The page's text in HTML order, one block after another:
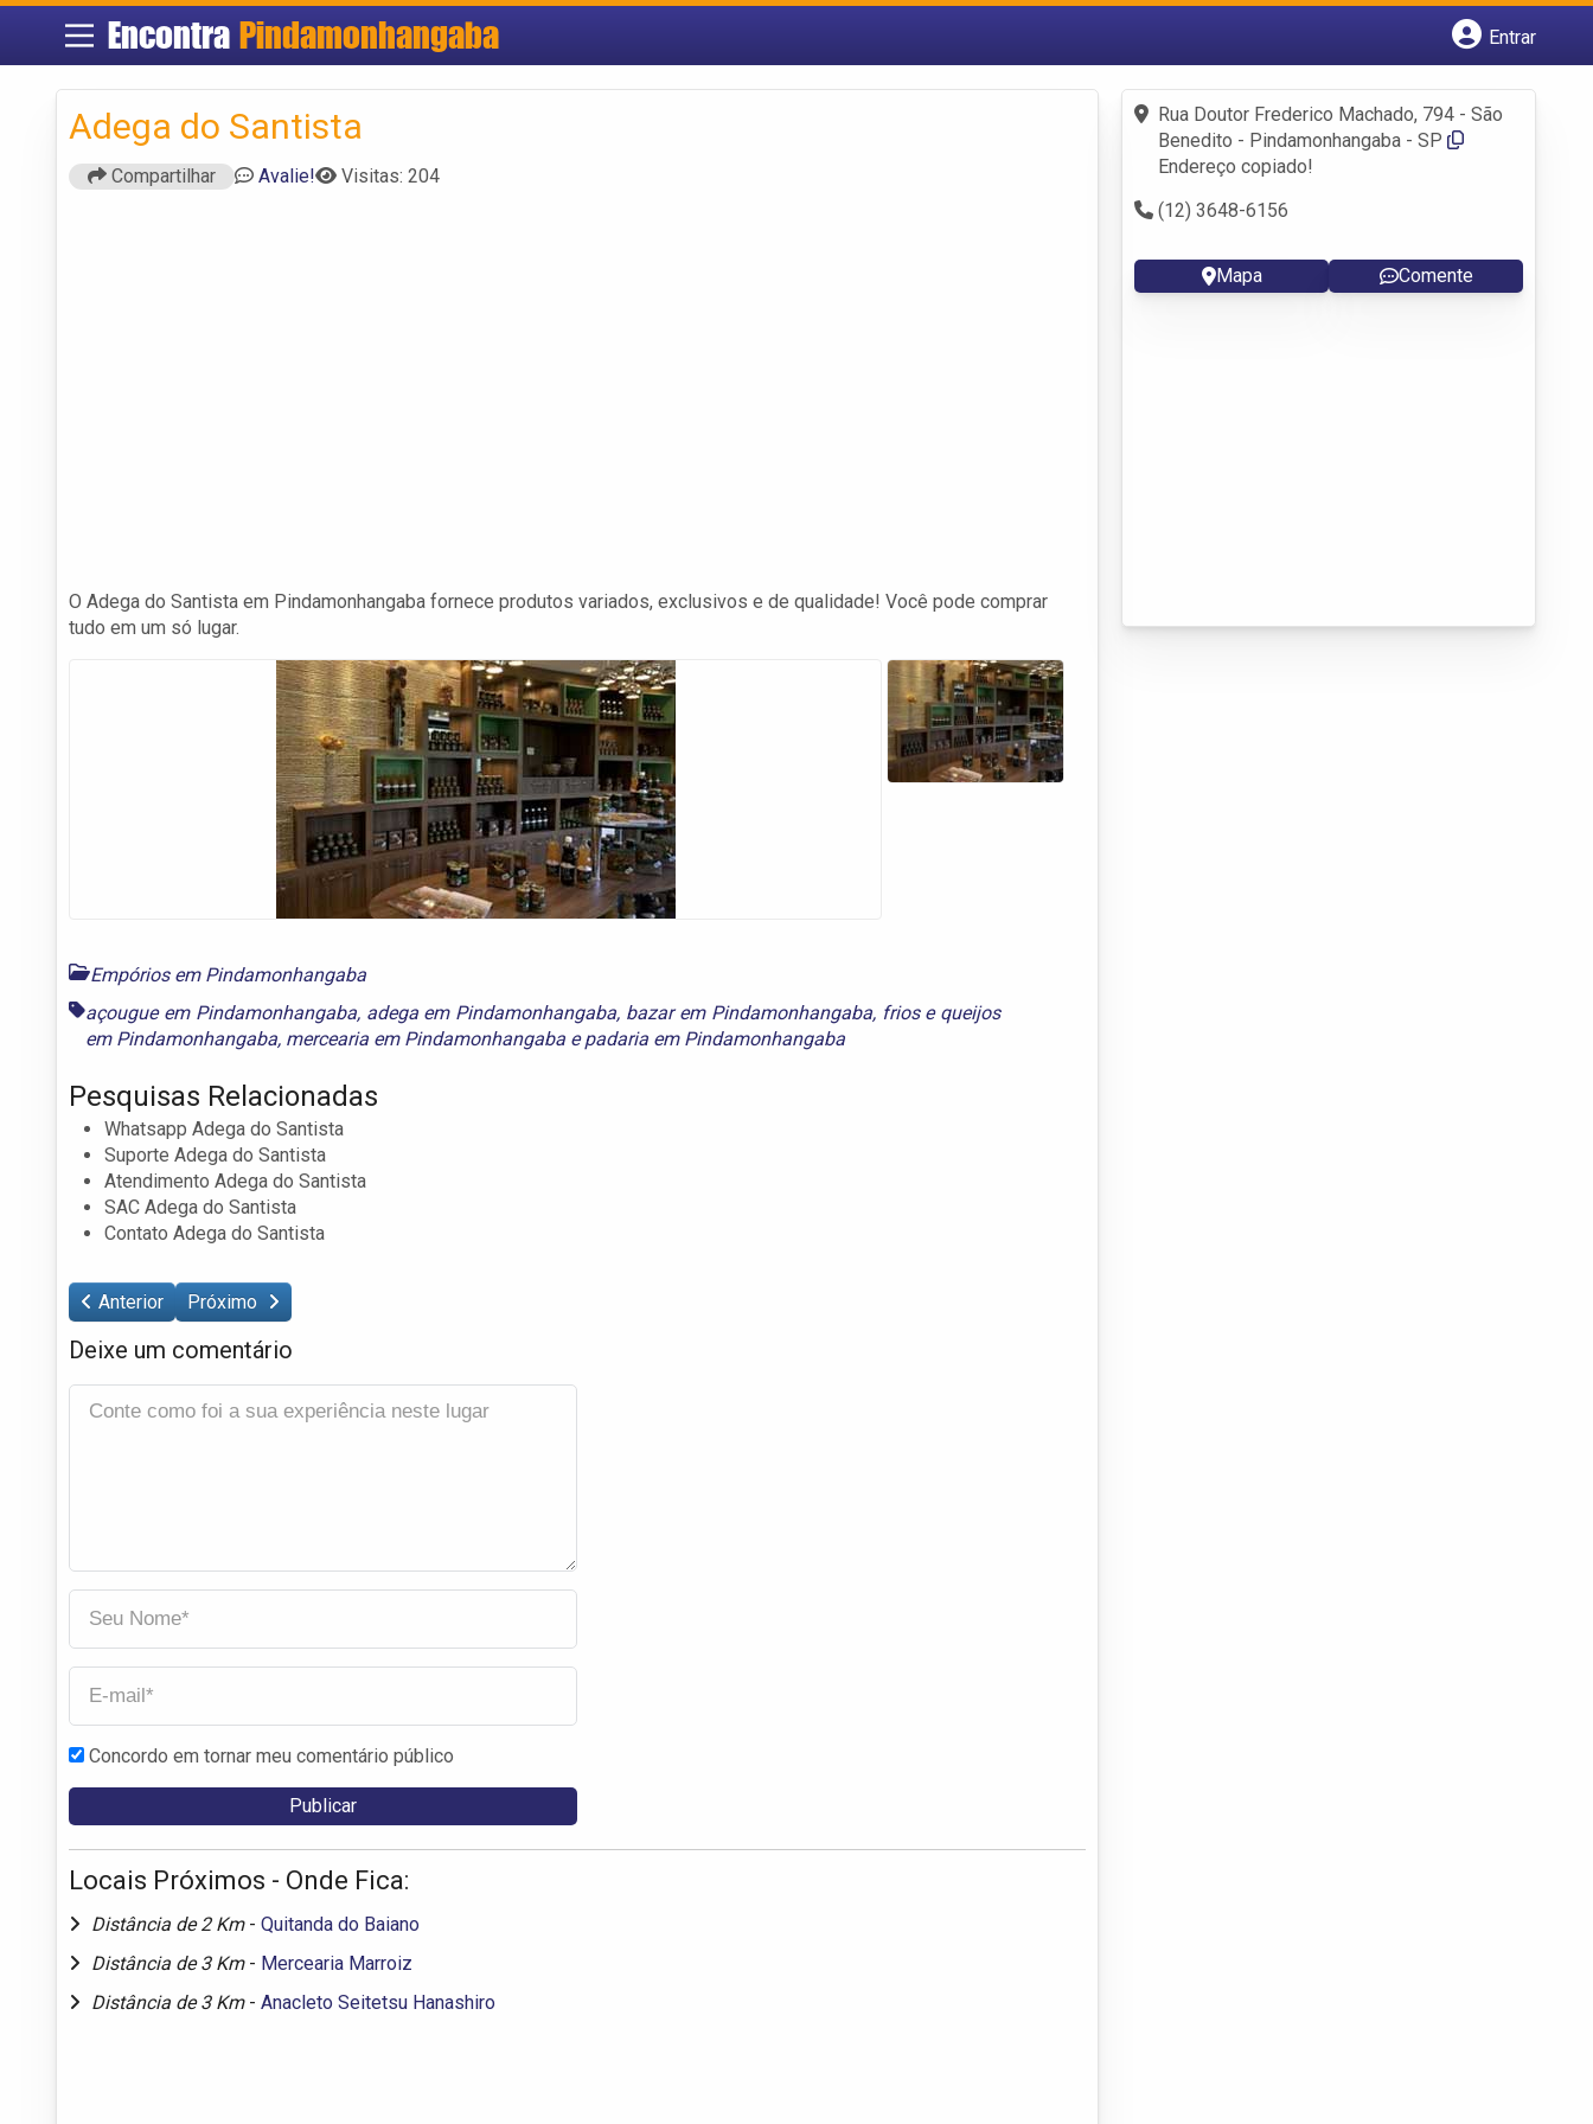
Encontra Pindamonhangaba
Entrar
Fazer login
Criar conta
Adega do Santista
Compartilhar Avalie! Visitas: 204
O Adega do Santista em Pindamonhangaba fornece produtos variados, exclusivos e de qualidade! Você pode comprar
tudo em um só lugar.
Empórios em Pindamonhangaba
açougue em Pindamonhangaba, adega em Pindamonhangaba, bazar em Pindamonhangaba, frios e queijos
em Pindamonhangaba, mercearia em Pindamonhangaba epadaria em Pindamonhangaba
Pesquisas Relacionadas
Whatsapp Adega do Santista
Suporte Adega do Santista
Atendimento Adega do Santista
SAC Adega do Santista
Contato Adega do Santista
Anterior Próximo
Deixe um comentário
Concordo em tornar meu comentário público
Locais Próximos - Onde Fica:
Distância de 2 Km - Quitanda do Baiano
Distância de 3 Km - Mercearia Marroiz
Distância de 3 Km - Anacleto Seitetsu Hanashiro
Rua Doutor Frederico Machado, 794 - São
Benedito - Pindamonhangaba - SP
Endereço copiado!
(12) 3648-6156
Mapa Comente